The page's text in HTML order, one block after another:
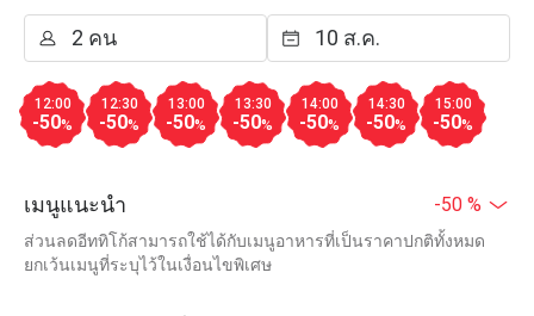
12:00
-50%
12:30
-50%
13:00
-50%
13:30
-50%
14:00
-50%
14:30
-50%
15:00
-50%
เมนูแนะนำ -50 %
ส่วนลดอีททิโก้สามารถใช้ได้กับเมนูอาหารที่เป็นราคาปกติทั้งหมด
ยกเว้นเมนูที่ระบุไว้ในเงื่อนไขพิเศษ